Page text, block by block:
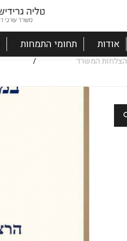
אודות תחומי התמחות
הצלחות המשרד /